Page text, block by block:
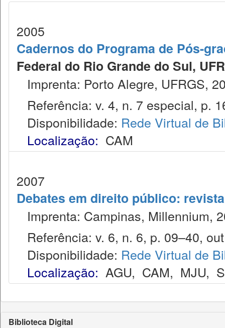
2005
Cadernos do Programa de Pós-
Federal do Rio Grande do Sul,
Imprenta: Porto Alegre, UFRGS,
Referência: v. 4, n. 7 especial, p.
Disponibilidade: Rede Virtual de
Localização: CAM
2007
Debates em direito público:
Imprenta: Campinas, Millennium,
Referência: v. 6, n. 6, p. 09–40,
Disponibilidade: Rede Virtual de
Localização: AGU, CAM, MJU,
Biblioteca Digital